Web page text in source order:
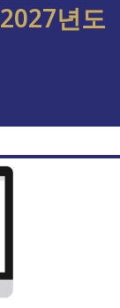
2027년도